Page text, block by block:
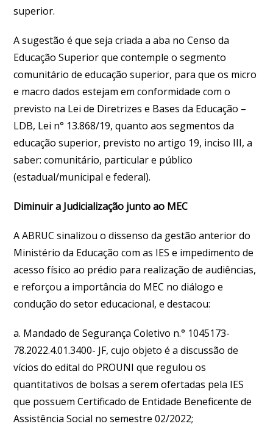
superior.
A sugestão é que seja criada a aba no Censo da
Educação Superior que contemple o segmento
comunitário de educação superior, para que os micro
e macro dados estejam em conformidade com o
previsto na Lei de Diretrizes e Bases da Educação –
LDB, Lei n° 13.868/19, quanto aos segmentos da
educação superior, previsto no artigo 19, inciso III, a
saber: comunitário, particular e público
(estadual/municipal e federal).
Diminuir a Judicialização junto ao MEC
A ABRUC sinalizou o dissenso da gestão anterior do
Ministério da Educação com as IES e impedimento de
acesso físico ao prédio para realização de audiências,
e reforçou a importância do MEC no diálogo e
condução do setor educacional, e destacou:
a. Mandado de Segurança Coletivo n.° 1045173-
78.2022.4.01.3400- JF, cujo objeto é a discussão de
vícios do edital do PROUNI que regulou os
quantitativos de bolsas a serem ofertadas pela IES
que possuem Certificado de Entidade Beneficente de
Assistência Social no semestre 02/2022;